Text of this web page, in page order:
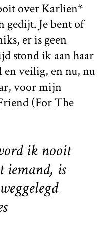
over Karlien*
gedijt. Je bent of
er is geen
stond ik aan haar
en veilig, en nu, nu
voor mijn
(For The
ik nooit
iemand, is